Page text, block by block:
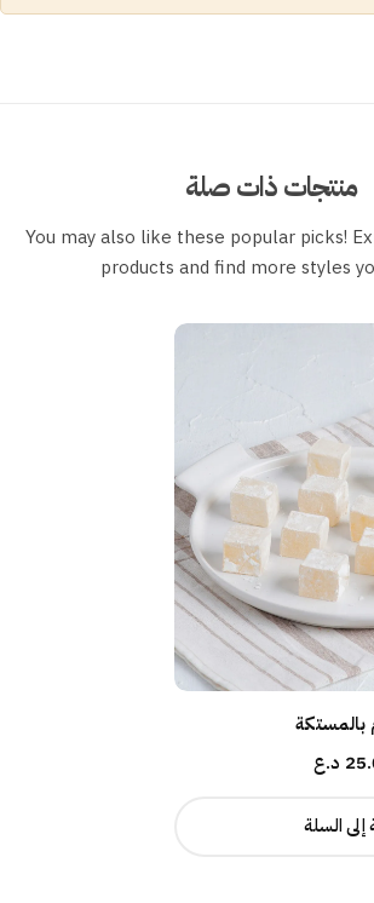
منتجات ذات صلة
You may also like these popular picks!
products and find more styles
د.ع
السلة